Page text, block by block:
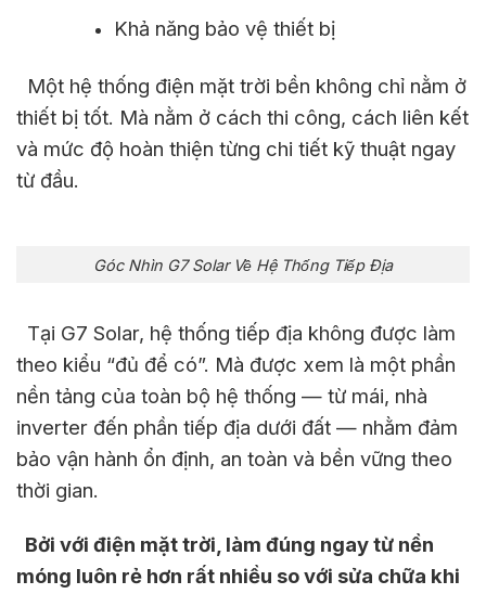
Khả năng bảo vệ thiết bị
Một hệ thống điện mặt trời bền không chỉ nằm ở
thiết bị tốt. Mà nằm ở cách thi công, cách liên kết
và mức độ hoàn thiện từng chi tiết kỹ thuật ngay
từ đầu.
Góc Nhìn G7 Solar Về Hệ Thống Tiếp Địa
Tại G7 Solar, hệ thống tiếp địa không được làm
theo kiểu “đủ để có”. Mà được xem là một phần
nền tảng của toàn bộ hệ thống — từ mái, nhà
inverter đến phần tiếp địa dưới đất — nhằm đảm
bảo vận hành ổn định, an toàn và bền vững theo
thời gian.
Bởi với điện mặt trời, làm đúng ngay từ nền
móng luôn rẻ hơn rất nhiều so với sửa chữa khi